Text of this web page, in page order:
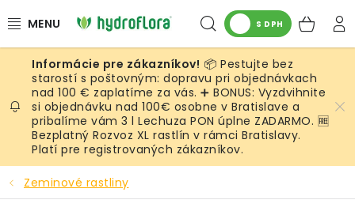
na
Hľadať
S DPH
RASTLINY
UMELÉ RASTLINY
KVETINÁČE
SUBSTRÁTY A PRÍSLUŠENSTVO
📦 Pestujte bez
starostí s poštovným: dopravu pri objednávkach
nad 100 € zaplatíme za vás. ➕ BONUS: Vyzdvihnite
si objednávku nad 100€ osobne v Bratislave a
pribalíme vám 3 l Lechuza PON úplne ZADARMO. 🆓
Bezplatný Rozvoz XL rastlín v rámci Bratislavy.
Platí pre registrovaných zákazníkov.
Zeminové rastliny